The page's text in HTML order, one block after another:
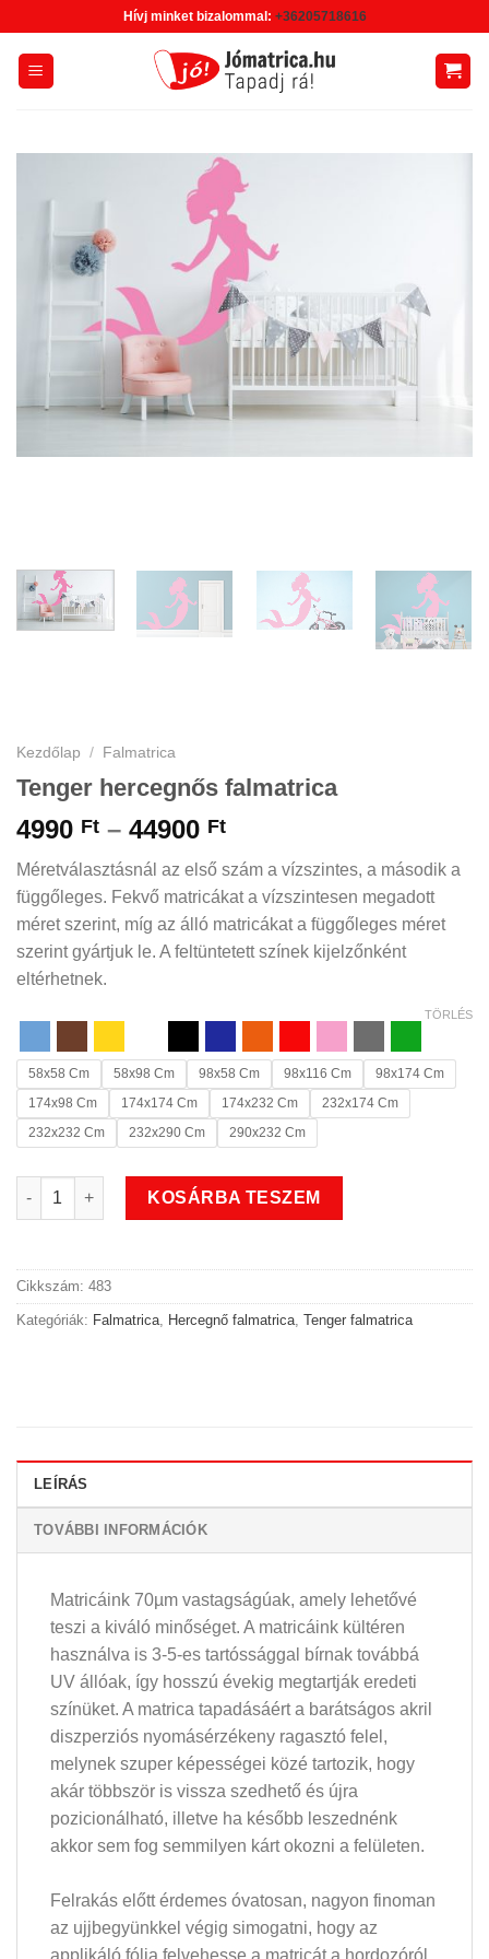
content
Hívj minket bizalommal: +36205718616
Kezdőlap / Falmatrica
Tenger hercegnős falmatrica
4990 Ft – 44900 FtÁrtartomány:
4990 Ft
-
44900 Ft
Méretválasztásnál az első szám a vízszintes, a második a
függőleges. Fekvő matricákat a vízszintesen megadott
méret szerint, míg az álló matricákat a függőleges méret
szerint gyártjuk le. A feltüntetett színek kijelzőnként
eltérhetnek.
58x58 Cm 58x98 Cm 98x58 Cm 98x116 Cm
98x174 Cm
174x98 Cm
174x174 Cm 174x232 Cm
232x174 Cm
232x232 Cm
232x290 Cm 290x232 Cm
TÖRLÉS
Tenger hercegnős falmatrica mennyiség
KOSÁRBA TESZEM
Cikkszám: 483
Kategóriák: Falmatrica Hercegnő falmatrica Tenger falmatrica
LEÍRÁS
TOVÁBBI INFORMÁCIÓK
Matricáink 70µm vastagságúak, amely lehetővé
teszi a kiváló minőséget. A matricáink kültéren
használva is 3-5-es tartóssággal bírnak továbbá
UV állóak, így hosszú évekig megtartják eredeti
színüket. A matrica tapadásáért a barátságos akril
diszperziós nyomásérzékeny ragasztó felel,
melynek szuper képességei közé tartozik, hogy
akár többször is vissza szedhető és újra
pozicionálható, illetve ha később leszednénk
akkor sem fog semmilyen kárt okozni a felületen.
Felrakás előtt érdemes óvatosan, nagyon finoman
az ujjbegyünkkel végig simogatni, hogy az